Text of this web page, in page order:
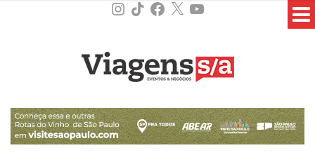
Instagram
TikTokFacebook
X YouTube